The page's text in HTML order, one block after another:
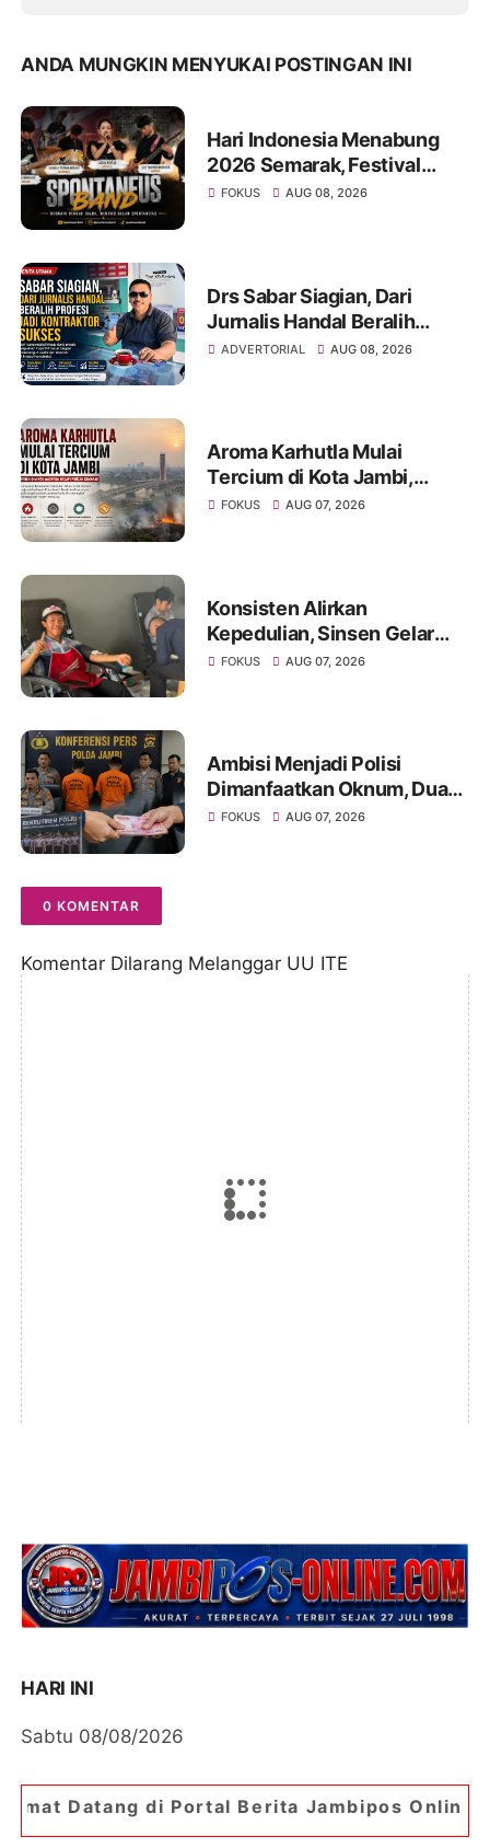
ANDA MUNGKIN MENYUKAI POSTINGAN INI
Hari Indonesia Menabung
2026 Semarak, Festival
Band Pelajar dan Mahasiswa
FOKUS AUG 08, 2026
Drs Sabar Siagian, Dari
Jurnalis Handal Beralih
Profesi Jadi Kontraktor
ADVERTORIAL AUG 08, 2026
Aroma Karhutla Mulai
Tercium di Kota Jambi,
Warga Diminta Waspada
FOKUS AUG 07, 2026
Konsisten Alirkan
Kepedulian, Sinsen Gelar
Donor Darah ke-23 dalam
FOKUS AUG 07, 2026
Ambisi Menjadi Polisi
Dimanfaatkan Oknum, Dua
Anggota Polda Jambi Diduga
FOKUS AUG 07, 2026
0 KOMENTAR
Komentar Dilarang Melanggar UU ITE
HARI INI
Sabtu 08/08/2026
Berita Jambipos Online. Portal Berita